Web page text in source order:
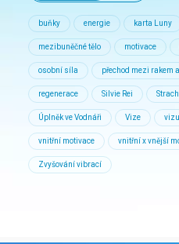
buňky energie karta Luny
mezibuněčné tělo motivace
osobní síla přechod mezi rakem
regenerace Silvie Rei
Úplněk ve Vodnáři Vize
vnitřní motivace vnitřní x vnější
Zvyšování vibrací